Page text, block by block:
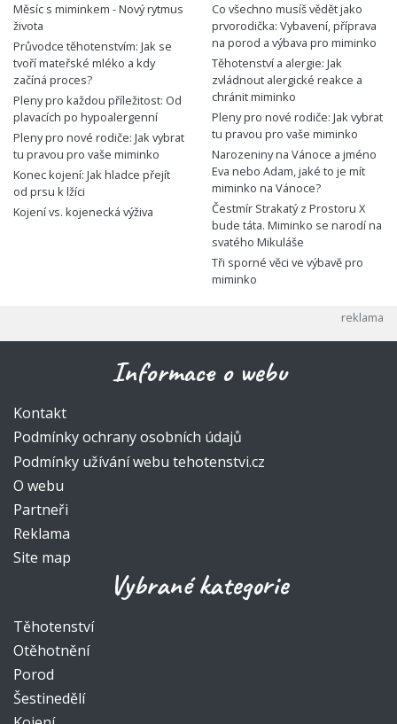
Měsíc s miminkem - Nový rytmus
života
Průvodce těhotenstvím: Jak se
tvoří mateřské mléko a kdy
začíná proces?
Pleny pro každou příležitost: Od
plavacích po hypoalergenní
Pleny pro nové rodiče: Jak vybrat
tu pravou pro vaše miminko
Konec kojení: Jak hladce přejít
od prsu k lžíci
Kojení vs. kojenecká výživa
Co všechno musíš vědět jako
prvorodička: Vybavení, příprava
na porod a výbava pro miminko
Těhotenství a alergie: Jak
zvládnout alergické reakce a
chránit miminko
Pleny pro nové rodiče: Jak vybrat
tu pravou pro vaše miminko
Narozeniny na Vánoce a jméno
Eva nebo Adam, jaké to je mít
miminko na Vánoce?
Čestmír Strakatý z Prostoru X
bude táta. Miminko se narodí na
svatého Mikuláše
Tři sporné věci ve výbavě pro
miminko
Informace o webu
Kontakt
Podmínky ochrany osobních údajů
Podmínky užívání webu tehotenstvi.cz
O webu
Partneři
Reklama
Site map
Vybrané kategorie
Těhotenství
Otěhotnění
Porod
Šestinedělí